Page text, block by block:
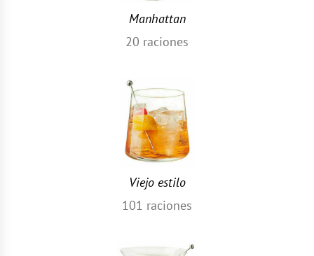
Manhattan
20 raciones
Viejo estilo
101 raciones